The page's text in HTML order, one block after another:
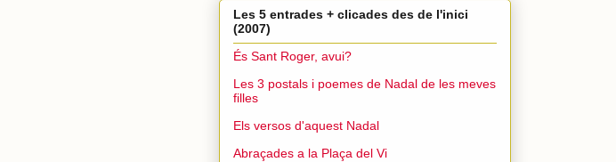
Les 5 entrades + clicades des de l'inici
(2007)
És Sant Roger, avui?
Les 3 postals i poemes de Nadal de les meves
filles
Els versos d'aquest Nadal
Abraçades a la Plaça del Vi